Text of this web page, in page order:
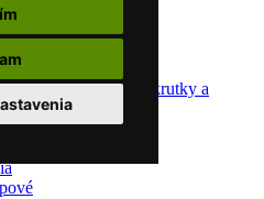
čapov
Puller kolíky, skrutky a